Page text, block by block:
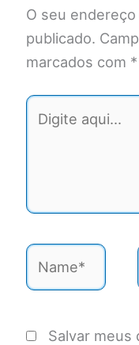
O seu
publicado.
marcados com *
Digite
aqui...
Name*
Salvar meus